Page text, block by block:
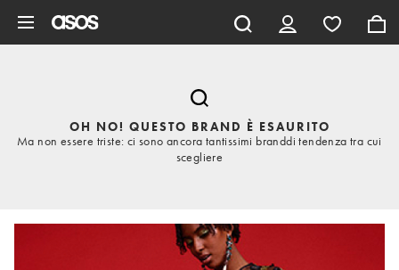
OH NO! QUESTO BRAND È ESAURITO
Ma non essere triste: ci sono ancora tantissimi branddi tendenza tra cui
scegliere